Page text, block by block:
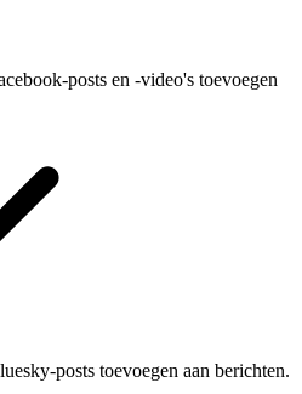
posts en -video's toevoegen
posts toevoegen aan berichten.